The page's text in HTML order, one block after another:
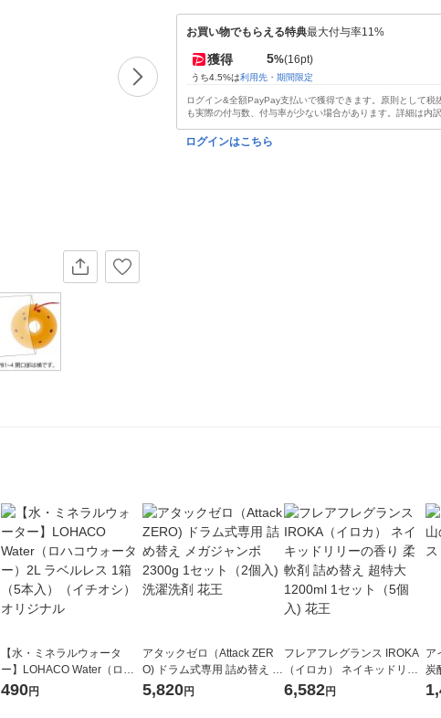
お買い物でもらえる特典最大付与率11%
獲得 5%(16pt)
うち4.5%は利用先・期間限定
ログイン&全額PayPay支払いで獲得できます。原則として税
も実際の付与数、付与率が少ない場合があります。詳細は内
ログインはこちら
【水・ミネラルウォータ
ー】LOHACO Water（ロハ
コウォーター）2L ラベルレ
490円
アタックゼロ（Attack ZER
O) ドラム式専用 詰め替え メ
ガジャンボ 2300g 1セット
5,820円
フレアフレグランス IROKA
（イロカ） ネイキッドリリ
ーの香り 柔軟剤 詰め替え 超
6,582円
ア
炭
箱